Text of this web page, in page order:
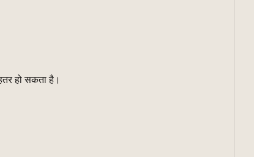
हो सकता है।